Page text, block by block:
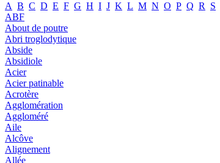
A B C D E F G H I J K L M N O P Q R S
ABF
About de poutre
Abri troglodytique
Abside
Absidiole
Acier
Acier patinable
Acrotère
Agglomération
Aggloméré
Aile
Alcôve
Alignement
Allée